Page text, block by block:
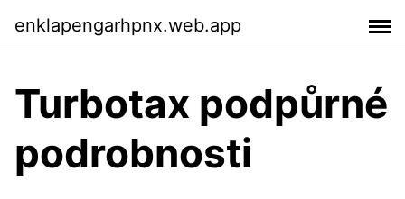
enklapengarhpnx.web.app
Turbotax podpůrné
podrobnosti